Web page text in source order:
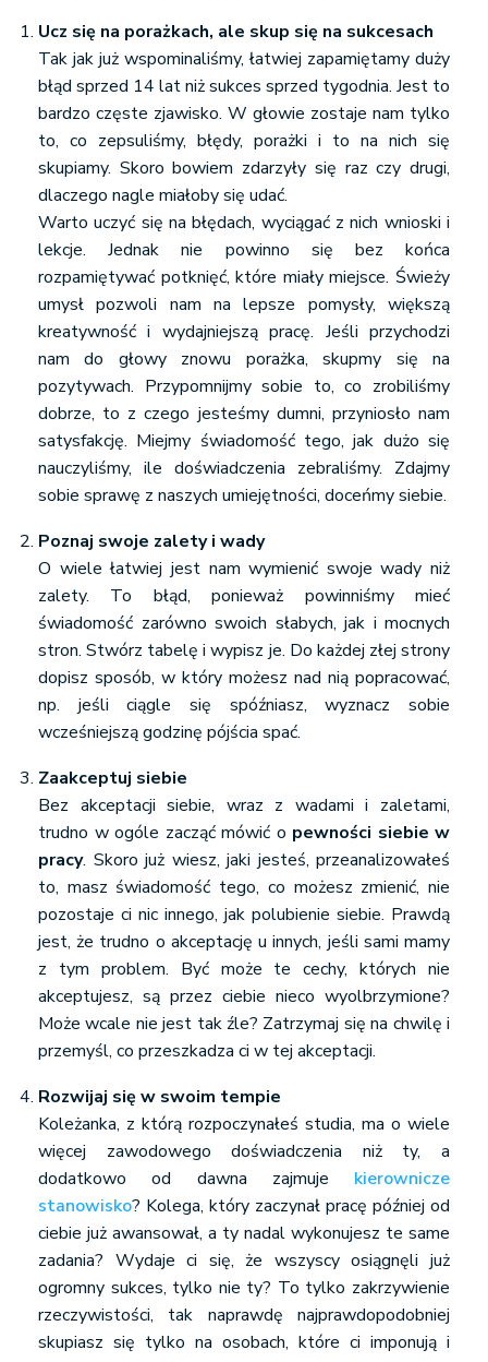
Ucz się na porażkach, ale skup się na sukcesach
Tak jak już wspominaliśmy, łatwiej zapamiętamy duży
błąd sprzed 14 lat niż sukces sprzed tygodnia. Jest to
bardzo częste zjawisko. W głowie zostaje nam tylko
to, co zepsuliśmy, błędy, porażki i to na nich się
skupiamy. Skoro bowiem zdarzyły się raz czy drugi,
dlaczego nagle miałoby się udać.
Warto uczyć się na błędach, wyciągać z nich wnioski i
lekcje. Jednak nie powinno się bez końca
rozpamiętywać potknięć, które miały miejsce. Świeży
umysł pozwoli nam na lepsze pomysły, większą
kreatywność i wydajniejszą pracę. Jeśli przychodzi
nam do głowy znowu porażka, skupmy się na
pozytywach. Przypomnijmy sobie to, co zrobiliśmy
dobrze, to z czego jesteśmy dumni, przyniosło nam
satysfakcję. Miejmy świadomość tego, jak dużo się
nauczyliśmy, ile doświadczenia zebraliśmy. Zdajmy
sobie sprawę z naszych umiejętności, doceńmy siebie.
Poznaj swoje zalety i wady
O wiele łatwiej jest nam wymienić swoje wady niż
zalety. To błąd, ponieważ powinniśmy mieć
świadomość zarówno swoich słabych, jak i mocnych
stron. Stwórz tabelę i wypisz je. Do każdej złej strony
dopisz sposób, w który możesz nad nią popracować,
np. jeśli ciągle się spóźniasz, wyznacz sobie
wcześniejszą godzinę pójścia spać.
Zaakceptuj siebie
Bez akceptacji siebie, wraz z wadami i zaletami,
trudno w ogóle zacząć mówić o pewności siebie w
pracy. Skoro już wiesz, jaki jesteś, przeanalizowałeś
to, masz świadomość tego, co możesz zmienić, nie
pozostaje ci nic innego, jak polubienie siebie. Prawdą
jest, że trudno o akceptację u innych, jeśli sami mamy
z tym problem. Być może te cechy, których nie
akceptujesz, są przez ciebie nieco wyolbrzymione?
Może wcale nie jest tak źle? Zatrzymaj się na chwilę i
przemyśl, co przeszkadza ci w tej akceptacji.
Rozwijaj się w swoim tempie
Koleżanka, z którą rozpoczynałeś studia, ma o wiele
więcej zawodowego doświadczenia niż ty, a
dodatkowo od dawna zajmuje kierownicze
stanowisko? Kolega, który zaczynał pracę później od
ciebie już awansował, a ty nadal wykonujesz te same
zadania? Wydaje ci się, że wszyscy osiągnęli już
ogromny sukces, tylko nie ty? To tylko zakrzywienie
rzeczywistości, tak naprawdę najprawdopodobniej
skupiasz się tylko na osobach, które ci imponują i